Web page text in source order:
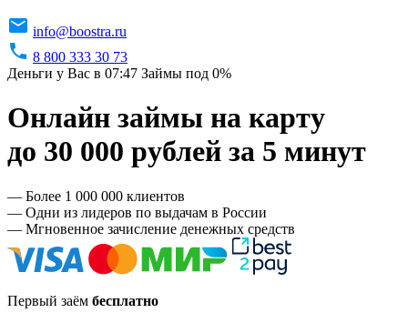
info@boostra.ru
8 800 333 30 73
Деньги у Вас в 07:47 Займы под 0%
Онлайн займы на карту
до 30 000 рублей за 5 минут
— Более 1 000 000 клиентов
— Одни из лидеров по выдачам в России
— Мгновенное зачисление денежных средств
Первый заём бесплатно